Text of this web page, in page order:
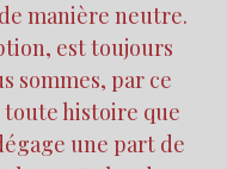
manière neutre.
est toujours
sommes, par ce
toute histoire que
une part de